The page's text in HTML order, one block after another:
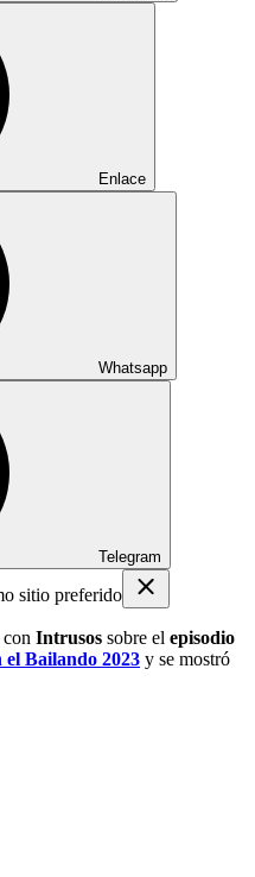
Enlace
Whatsapp
Telegram
sitio preferido
Intrusos sobre el episodio
el Bailando 2023 y se mostró